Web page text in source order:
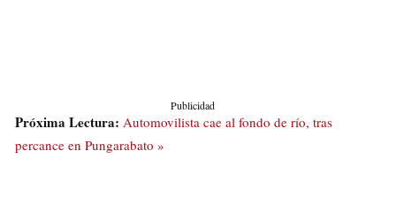
Publicidad
Próxima Lectura: Automovilista cae al fondo de río, tras
percance en Pungarabato »